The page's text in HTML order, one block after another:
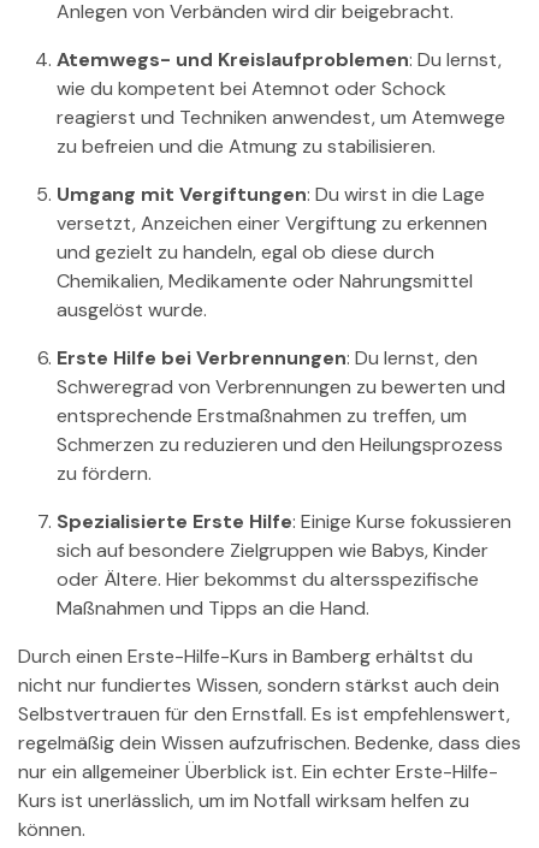
Anlegen von Verbänden wird dir beigebracht.
Atemwegs- und Kreislaufproblemen: Du lernst,
wie du kompetent bei Atemnot oder Schock
reagierst und Techniken anwendest, um Atemwege
zu befreien und die Atmung zu stabilisieren.
Umgang mit Vergiftungen: Du wirst in die Lage
versetzt, Anzeichen einer Vergiftung zu erkennen
und gezielt zu handeln, egal ob diese durch
Chemikalien, Medikamente oder Nahrungsmittel
ausgelöst wurde.
Erste Hilfe bei Verbrennungen: Du lernst, den
Schweregrad von Verbrennungen zu bewerten und
entsprechende Erstmaßnahmen zu treffen, um
Schmerzen zu reduzieren und den Heilungsprozess
zu fördern.
Spezialisierte Erste Hilfe: Einige Kurse fokussieren
sich auf besondere Zielgruppen wie Babys, Kinder
oder Ältere. Hier bekommst du altersspezifische
Maßnahmen und Tipps an die Hand.
Durch einen Erste-Hilfe-Kurs in Bamberg erhältst du
nicht nur fundiertes Wissen, sondern stärkst auch dein
Selbstvertrauen für den Ernstfall. Es ist empfehlenswert,
regelmäßig dein Wissen aufzufrischen. Bedenke, dass dies
nur ein allgemeiner Überblick ist. Ein echter Erste-Hilfe-
Kurs ist unerlässlich, um im Notfall wirksam helfen zu
können.